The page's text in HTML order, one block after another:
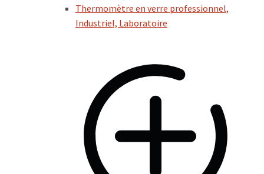
Thermomètre en verre professionnel,
Industriel, Laboratoire